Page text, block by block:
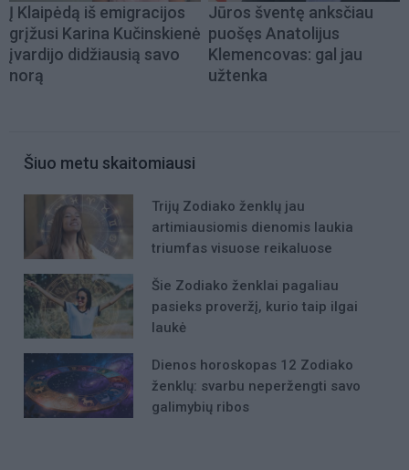
Į Klaipėdą iš emigracijos
grįžusi Karina Kučinskienė
įvardijo didžiausią savo
norą
Jūros šventę anksčiau
puošęs Anatolijus
Klemencovas: gal jau
užtenka
Šiuo metu skaitomiausi
Trijų Zodiako ženklų jau
artimiausiomis dienomis laukia
triumfas visuose reikaluose
Šie Zodiako ženklai pagaliau
pasieks proveržį, kurio taip ilgai
laukė
Dienos horoskopas 12 Zodiako
ženklų: svarbu neperžengti savo
galimybių ribos